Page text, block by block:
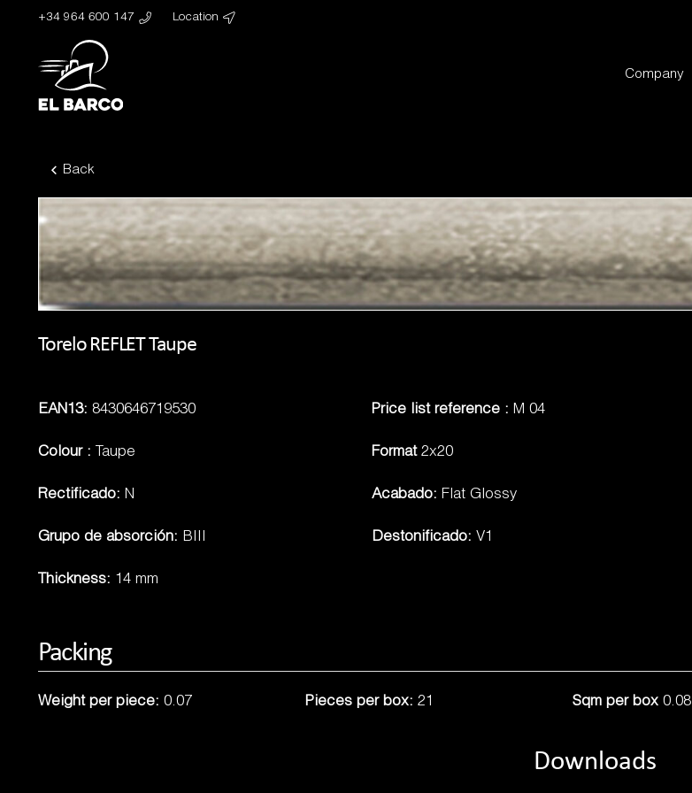
+34 964 600 147 Location
Company
Back
Torelo REFLET Taupe
EAN13: 8430646719530 Price list reference :M 04
Colour : Taupe Format2x20
Rectificado: N Acabado:Flat Glossy
Grupo de absorción: BIII Destonificado: V1
Thickness: 14 mm
Packing
Weight per piece: 0.07 Pieces per box: 21 Sqm per box 0.08
Downloads